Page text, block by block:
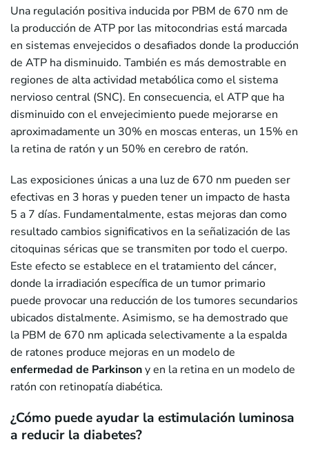
Una regulación positiva inducida por PBM de 670 nm de
la producción de ATP por las mitocondrias está marcada
en sistemas envejecidos o desafiados donde la producción
de ATP ha disminuido. También es más demostrable en
regiones de alta actividad metabólica como el sistema
nervioso central (SNC). En consecuencia, el ATP que ha
disminuido con el envejecimiento puede mejorarse en
aproximadamente un 30% en moscas enteras, un 15% en
la retina de ratón y un 50% en cerebro de ratón.
Las exposiciones únicas a una luz de 670 nm pueden ser
efectivas en 3 horas y pueden tener un impacto de hasta
5 a 7 días. Fundamentalmente, estas mejoras dan como
resultado cambios significativos en la señalización de las
citoquinas séricas que se transmiten por todo el cuerpo.
Este efecto se establece en el tratamiento del cáncer,
donde la irradiación específica de un tumor primario
puede provocar una reducción de los tumores secundarios
ubicados distalmente. Asimismo, se ha demostrado que
la PBM de 670 nm aplicada selectivamente a la espalda
de ratones produce mejoras en un modelo de
enfermedad de Parkinsony en la retina en un modelo de
ratón con retinopatía diabética.
¿Cómo puede ayudar la estimulación luminosa
a reducir la diabetes?